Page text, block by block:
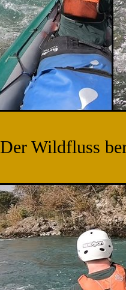
Der Wildfluss